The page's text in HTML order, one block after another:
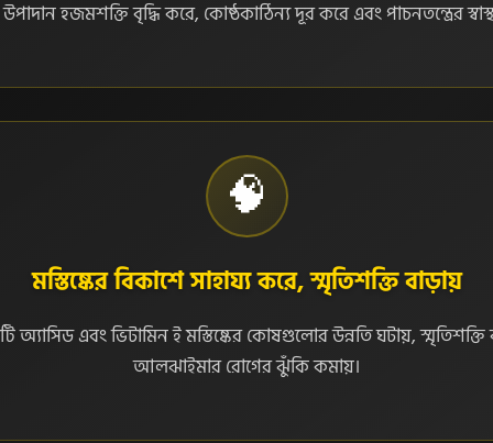
হজমশক্তি বৃদ্ধি করে, কোষ্ঠকাঠিন্য দূর করে এবং পাচনতন্ত্রের
🧠
মস্তিষ্কের বিকাশে সাহায্য করে, স্মৃতিশক্তি বাড়ায়
অ্যাসিড এবং ভিটামিন ই মস্তিষ্কের কোষগুলোর উন্নতি ঘটায়, স্মৃতিশক্তি
আলঝাইমার রোগের ঝুঁকি কমায়।